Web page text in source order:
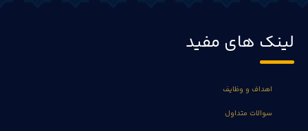
لینک های مفید
اهداف و وظایف
سوالات متداول